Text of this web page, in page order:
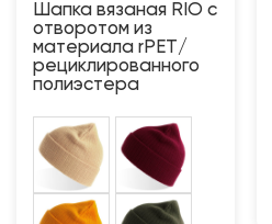
Шапка вязаная RIO с
отворотом из
материала rPET/
рециклированного
полиэстера